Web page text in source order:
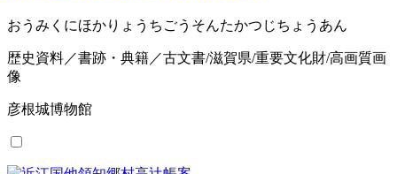
おうみくにほかりょうちごうそんたかつじちょうあん
歴史資料／書跡・典籍／古文書/滋賀県/重要文化財/高画質画
像
彦根城博物館